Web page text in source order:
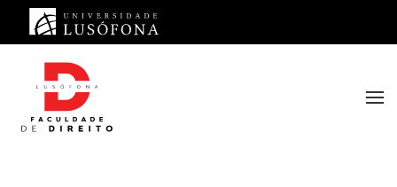
Saltar para o conteúdo principal